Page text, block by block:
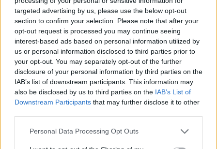
targeted advertising by us, please use the below opt-out
section to confirm your selection. Please note that after your
opt-out request is processed you may continue seeing
interest-based ads based on personal information utilized by
us or personal information disclosed to third parties prior to
your opt-out. You may separately opt-out of the further
disclosure of your personal information by third parties on the
IAB’s list of downstream participants. This information may
also be disclosed by us to third parties on the IAB’s List of
Downstream Participants that may further disclose it to other
Personal Data Processing Opt Outs
būdas yra sąmoningas pasirinkimas?
Apie tai kalbamės su Klaipėdos nakvynės namų
vadove Alma Kontrimaite.
Trumpai pristatykite savo vadovaujamos įstaigos
veiklą, kokie jos tikslai, planai.
BĮ Klaipėdos miesto nakvynės namai - tai įstaiga,
teikianti socialinės priežiūros paslaugas Klaipėdos
miesto gyventojams.